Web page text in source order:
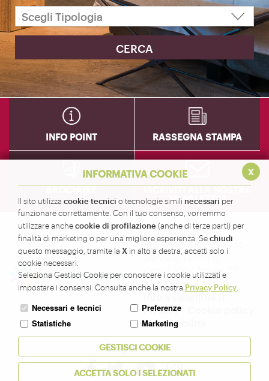
x
INFORMATIVA COOKIE
Il sito utilizza cookie tecnici o tecnologie simili necessari per
funzionare correttamente. Con il tuo consenso, vorremmo
utilizzare anchecookie di profilazione (anche di terze parti) per
finalità di marketing o per una migliore esperienza. Sechiudi
questo messaggio, tramite la X in alto a destra, accetti solo i
cookie necessari.
Seleziona Gestisci Cookie per conoscere i cookie utilizzati e
impostare i consensi. Consulta anche la nostra Privacy Policy
Necessari e tecnici
Preferenze
Statistiche
Marketing
GESTISCI COOKIE
ACCETTA SOLO I SELEZIONATI
INFO POINT RASSEGNA STAMPA
BROCHURE ISCRIVITI ALLA NOSTRA
NEWSLETTER
Amministrazione
Provinciale di Sondrio -
Servizio Turismo
Corso XXV Aprile, 22 -
23100 Sondrio -
info@valtellina.it-
Privacy-
Accessibilità
Seguici su